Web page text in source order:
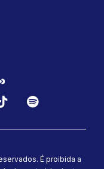
É proibida a